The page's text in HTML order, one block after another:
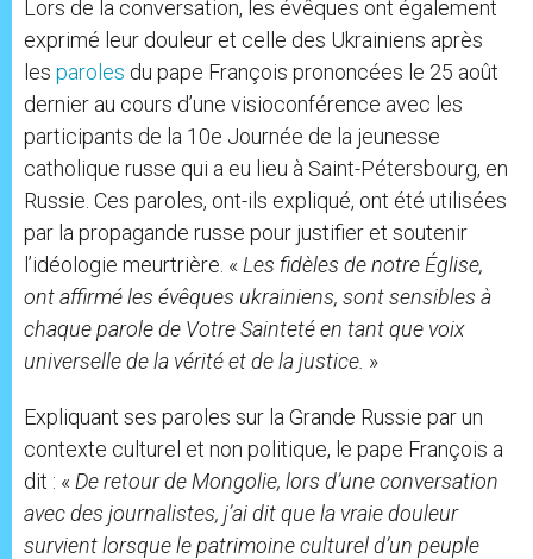
Lors de la conversation, les évêques ont également
exprimé leur douleur et celle des Ukrainiens après
les paroles du pape François prononcées le 25 août
dernier au cours d’une visioconférence avec les
participants de la 10e Journée de la jeunesse
catholique russe qui a eu lieu à Saint-Pétersbourg, en
Russie. Ces paroles, ont-ils expliqué, ont été utilisées
par la propagande russe pour justifier et soutenir
l’idéologie meurtrière. « Les fidèles de notre Église,
ont affirmé les évêques ukrainiens, sont sensibles à
chaque parole de Votre Sainteté en tant que voix
universelle de la vérité et de la justice. »
Expliquant ses paroles sur la Grande Russie par un
contexte culturel et non politique, le pape François a
dit : « De retour de Mongolie, lors d’une conversation
avec des journalistes, j’ai dit que la vraie douleur
survient lorsque le patrimoine culturel d’un peuple